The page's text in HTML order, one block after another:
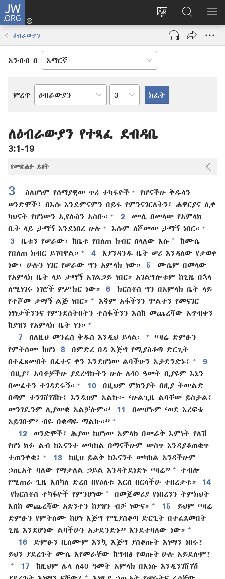
JW.ORG
የድረ
ገጹን
ቋንቋ
ግባ
(አዲስ
ዊንዶው
JW.ORG
ላይ
መፈለጊያ
ዕብራውያን
አንብብ በ
ምረጥ
የመጽሐፍ
በምዕራፍ
ለዕብራውያን የተጻፈ ደብዳቤ
3:1-19
የመጽሐፉ ይዘት
3 ስለሆነም የሰማያዊው ጥሪ ተካፋዮች +
የሆናችሁ ቅዱሳን
ወንድሞች፣ በእሱ እንደምናምን በይፋ የምንናገርለትን፣ ሐዋርያና ሊቀ
ካህናት የሆነውን ኢየሱስን አስቡ። + 2
ሙሴ በመላው የአምላክ
ቤት ላይ ታማኝ እንደነበረ ሁሉ + እሱም ለሾመው ታማኝ ነበር። +
3 ቤቱን የሠራው፣ ከቤቱ የበለጠ ክብር ስላለው እሱ *
ከሙሴ
የበለጠ ክብር ይገባዋል። + 4
እያንዳንዱ ቤት ሠሪ እንዳለው የታወቀ
ነው፤ ሁሉን ነገር የሠራው ግን አምላክ ነው።
5
ሙሴም በመላው
የአምላክ ቤት ላይ ታማኝ አገልጋይ ነበር። አገልግሎቱም ከጊዜ በኋላ
ለሚነገሩ ነገሮች ምሥክር ነው።
6
ክርስቶስ ግን በአምላክ ቤት ላይ
የተሾመ ታማኝ ልጅ ነበር። +
እኛም አፋችንን ሞልተን የመናገር
ነፃነታችንንና የምንደሰትበትን ተስፋችንን እስከ መጨረሻው አጥብቀን
ከያዝን የአምላክ ቤት ነን። +
7 ስለዚህ መንፈስ ቅዱስ እንዲህ ይላል፦ +
“ዛሬ ድምፁን
የምትሰሙ ከሆነ
8
በምድረ በዳ እጅግ የሚያስቆጣ ድርጊት
በተፈጸመበት በፈተና ቀን እንደሆነው ልባችሁን አታደንድኑ፤
+
9
በዚያ፣ አባቶቻችሁ ያደረግኩትን ሁሉ ለ40 ዓመት ቢያዩም እኔን
በመፈተን ተገዳደሩኝ። + 10
በዚህም ምክንያት በዚያ ትውልድ
በጣም ተንገሸገሽኩ፤ እንዲህም አልኩ፦ ‘ሁልጊዜ ልባቸው ይስታል፤
መንገዴንም ሊያውቁ አልቻሉም።’
11
በመሆኑም ‘ወደ እረፍቴ
አይገቡም’ ብዬ በቁጣዬ ማልኩ።” +
12
ወንድሞች፣ ሕያው ከሆነው አምላክ በመራቅ እምነት የለሽ
የሆነ ክፉ ልብ ከእናንተ መካከል በማናችሁም ውስጥ እንዳያቆጠቁጥ
ተጠንቀቁ፤
+ 13
ከዚህ ይልቅ ከእናንተ መካከል አንዳችሁም
ኃጢአት ባለው የማታለል ኃይል እንዳትደነድኑ “ዛሬ” +
ተብሎ
የሚጠራ ጊዜ እስካለ ድረስ በየዕለቱ እርስ በርሳችሁ ተበረታቱ።
14
የክርስቶስ ተካፋዮች የምንሆነው *
በመጀመሪያ የነበረንን ትምክህት
እስከ መጨረሻው አጽንተን ከያዝን ብቻ ነውና። + 15
ይህም “ዛሬ
ድምፁን የምትሰሙ ከሆነ እጅግ የሚያስቆጣ ድርጊት በተፈጸመበት
ጊዜ እንደሆነው ልባችሁን አታደንድኑ” እንደተባለው ነው። +
16
ድምፁን ቢሰሙም እንኳ እጅግ ያስቆጡት እነማን ነበሩ?
ይህን ያደረጉት ሙሴ እየመራቸው ከግብፅ የወጡት ሁሉ አይደሉም?
+ 17
ከዚህም ሌላ ለ40 ዓመት አምላክ በእነሱ እንዲንገሸገሽ
+